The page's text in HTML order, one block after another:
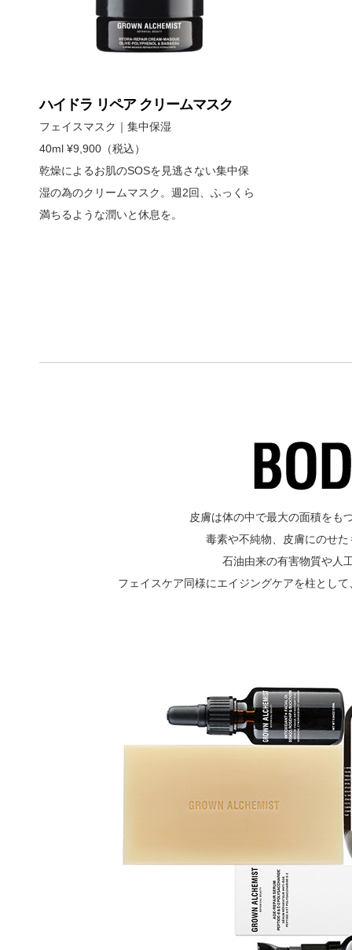
ハイドラ リペア クリームマスク
フェイスマスク｜集中保湿
40ml ¥9,900（税込）
乾燥によるお肌のSOSを見逃さない集中保
湿の為のクリームマスク。週2回、ふっくら
満ちるような潤いと休息を。
皮膚は体の中で最大の面積をも
毒素や不純物、皮膚にのせ
石油由来の有害物質や人
フェイスケア同様にエイジングケアを柱とし